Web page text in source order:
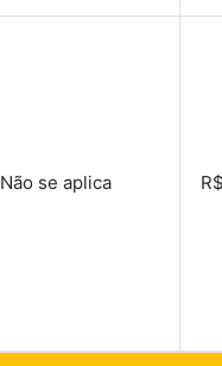
Não se aplica